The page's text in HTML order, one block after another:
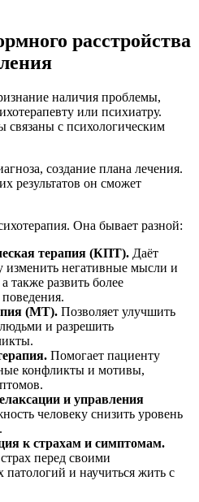
расстройства
наличия проблемы,
или психиатру.
с психологическим
создание плана лечения.
результатов он сможет
Она бывает разной:
терапия (КПТ). Даёт
изменить негативные мысли и
также развить более
(МТ). Позволяет улучшить
и разрешить
Помогает пациенту
конфликты и мотивы,
и управления
человеку снизить уровень
к страхам и симптомам.
перед своими
и научиться жить с